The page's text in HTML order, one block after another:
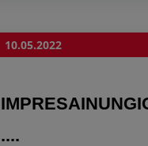
10.05.2022
....